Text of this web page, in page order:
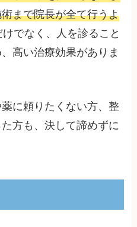
まで院長が全て行うよ
けでなく、人を診ること
高い治療効果がありま
に頼りたくない方、整
方も、決して諦めずに